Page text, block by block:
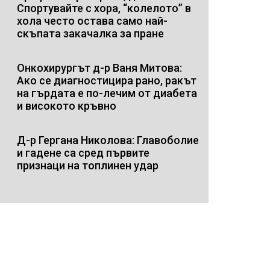
Спортувайте с хора, “колелото” в
хола често остава само най-
скъпата закачалка за пране
Онкохирургът д-р Ваня Митова:
Ако се диагностицира рано, ракът
на гърдата е по-лечим от диабета
и високото кръвно
Д-р Гергана Николова: Главоболие
и гадене са сред първите
признаци на топлинен удар